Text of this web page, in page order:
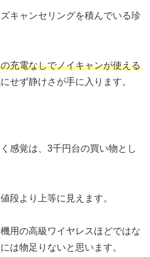
キャンセリングを積んでいる珍
充電なしでノイキャンが使える
せず静けさが手に入ります。
感覚は、3千円台の買い物とし
段より上等に見えます。
用の高級ワイヤレスほどではな
は物足りないと思います。